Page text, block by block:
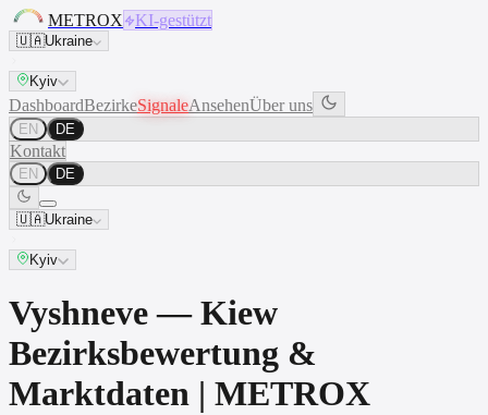
METROX KI-gestützt
🇺🇦Ukraine
Kyiv
DashboardBezirkeSignaleAnsehenÜber uns
EN DE
Kontakt
EN DE
🇺🇦Ukraine
Kyiv
Vyshneve — Kiew
Bezirksbewertung &
Marktdaten | METROX